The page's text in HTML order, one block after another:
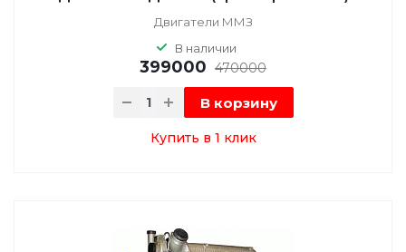
Двигатели ММЗ
В наличии
399000 470000
В корзину
Купить в 1 клик